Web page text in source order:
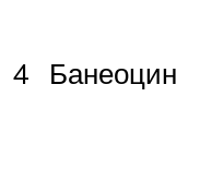
4 Банеоцин